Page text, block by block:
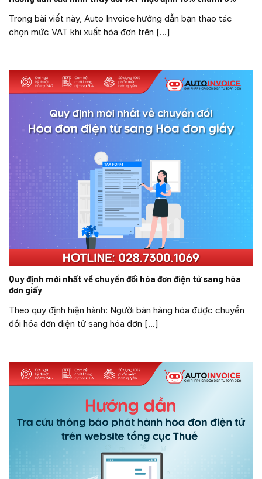
Trong bài viết này, Auto Invoice hướng dẫn bạn thao tác
chọn mức VAT khi xuất hóa đơn trên [...]
Quy định mới nhất về chuyển đổi hóa đơn điện tử sang hóa
đơn giấy
Theo quy định hiện hành: Người bán hàng hóa được chuyển
đổi hóa đơn điện tử sang hóa đơn [...]